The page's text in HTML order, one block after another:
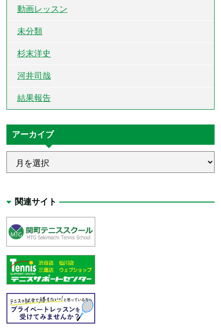
動画レッスン
未分類
杉末洋史
河井司哉
結果報告
アーカイブ
関連サイト